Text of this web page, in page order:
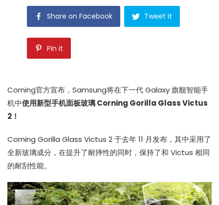
Share on Facebook Tweet it
Pin it
Corning官方宣布，Samsung将在下一代 Galaxy 旗舰智能手
机中使用新型手机面板玻璃 Corning Gorilla Glass Victus
2！
Corning Gorilla Glass Victus 2 于去年 11 月发布，其中采用了
全新玻璃成分，在提升了耐摔性的同时，保持了和 Victus 相同
的耐刮性能。